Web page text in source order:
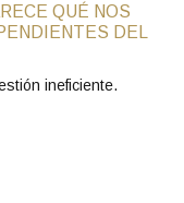
QUÉ NOS
DEL
ineficiente.